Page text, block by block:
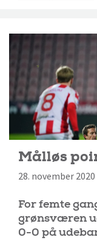
Målløs
28. november
For femte
grønsværen
0-0 på